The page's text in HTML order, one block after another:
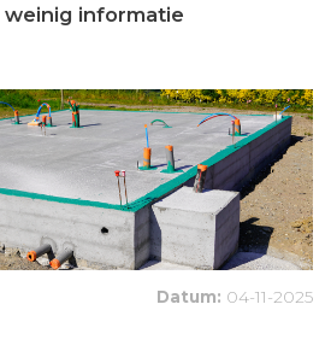
informatie
Datum: 04-11-2025